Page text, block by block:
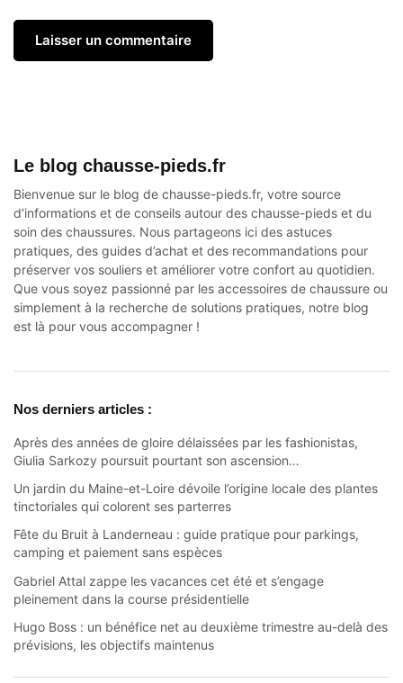
Le blog chausse-pieds.fr
Bienvenue sur le blog de chausse-pieds.fr, votre source
d’informations et de conseils autour des chausse-pieds et du
soin des chaussures. Nous partageons ici des astuces
pratiques, des guides d’achat et des recommandations pour
préserver vos souliers et améliorer votre confort au quotidien.
Que vous soyez passionné par les accessoires de chaussure ou
simplement à la recherche de solutions pratiques, notre blog
est là pour vous accompagner !
Nos derniers articles :
Après des années de gloire délaissées par les fashionistas,
Giulia Sarkozy poursuit pourtant son ascension…
Un jardin du Maine-et-Loire dévoile l’origine locale des plantes
tinctoriales qui colorent ses parterres
Fête du Bruit à Landerneau : guide pratique pour parkings,
camping et paiement sans espèces
Gabriel Attal zappe les vacances cet été et s’engage
pleinement dans la course présidentielle
Hugo Boss : un bénéfice net au deuxième trimestre au-delà des
prévisions, les objectifs maintenus